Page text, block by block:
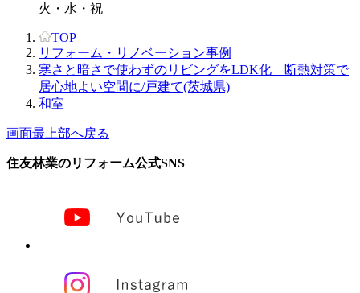
火・水・祝
TOP
リフォーム・リノベーション事例
寒さと暗さで使わずのリビングをLDK化 断熱対策で
居心地よい空間に/戸建て(茨城県)
和室
画面最上部へ戻る
住友林業のリフォーム公式SNS